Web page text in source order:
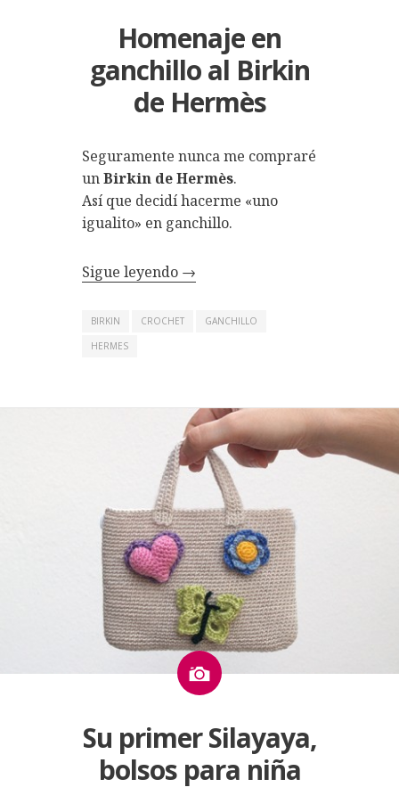
Homenaje en
ganchillo al Birkin
de Hermès
Seguramente nunca me compraré
unBirkin de Hermès.
Así que decidí hacerme «uno
igualito» en ganchillo.
Sigue leyendo →
BIRKIN CROCHET
GANCHILLO
HERMES
Imagen
Su primer Silayaya,
bolsos para niña